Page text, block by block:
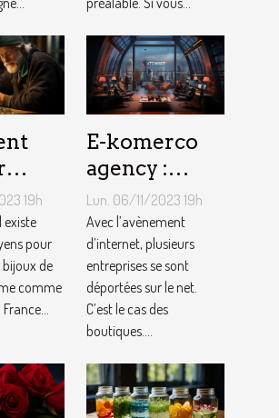
?
19h
existe
pour
de
comme
E-komerco
agency :
qu’est-ce que
c’est ?
Lun. 06/11/2023 19h
Avec l’avènement
d’internet, plusieurs
entreprises se sont
déportées sur le net.
C’est le cas des
boutiques....